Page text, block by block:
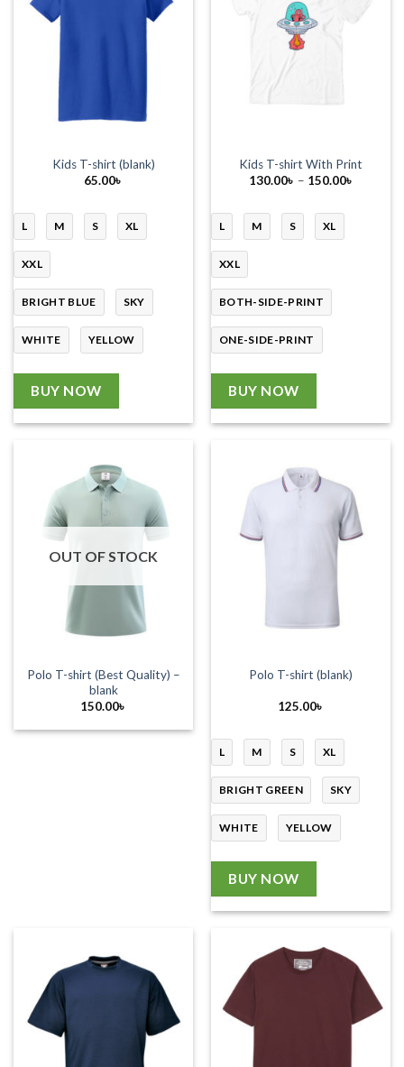
Kids T-shirt (blank)
65.00৳
L M S XL
XXL
BRIGHT BLUE SKY
WHITE YELLOW
BUY NOW
Kids T-shirt With Print
130.00৳ – 150.00৳
L M S XL
XXL
BOTH-SIDE-PRINT
ONE-SIDE-PRINT
BUY NOW
OUT OF STOCK
Polo T-shirt (Best Quality) –
blank
150.00৳
Polo T-shirt (blank)
125.00৳
L M S XL
BRIGHT GREEN SKY
WHITE YELLOW
BUY NOW